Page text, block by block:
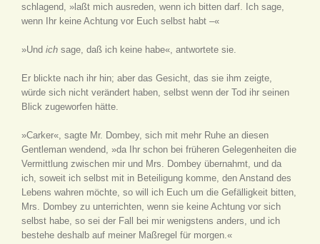
schlagend, »laßt mich ausreden, wenn ich bitten darf. Ich sage,
wenn Ihr keine Achtung vor Euch selbst habt –«
»Und ich sage, daß ich keine habe«, antwortete sie.
Er blickte nach ihr hin; aber das Gesicht, das sie ihm zeigte,
würde sich nicht verändert haben, selbst wenn der Tod ihr seinen
Blick zugeworfen hätte.
»Carker«, sagte Mr. Dombey, sich mit mehr Ruhe an diesen
Gentleman wendend, »da Ihr schon bei früheren Gelegenheiten die
Vermittlung zwischen mir und Mrs. Dombey übernahmt, und da
ich, soweit ich selbst mit in Beteiligung komme, den Anstand des
Lebens wahren möchte, so will ich Euch um die Gefälligkeit bitten,
Mrs. Dombey zu unterrichten, wenn sie keine Achtung vor sich
selbst habe, so sei der Fall bei mir wenigstens anders, und ich
bestehe deshalb auf meiner Maßregel für morgen.«